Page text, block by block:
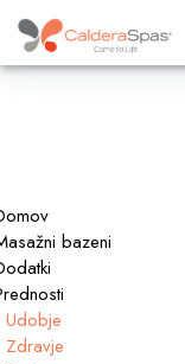
bazeni
Udobje
Zdravje